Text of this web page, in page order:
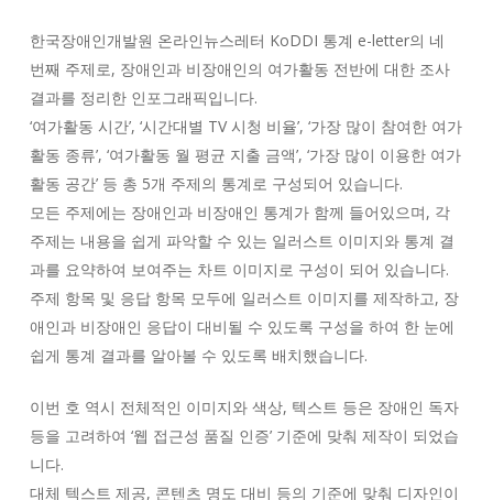
한국장애인개발원 온라인뉴스레터 KoDDI 통계 e-letter의 네
번째 주제로, 장애인과 비장애인의 여가활동 전반에 대한 조사
결과를 정리한 인포그래픽입니다.
‘여가활동 시간’, ‘시간대별 TV 시청 비율’, ‘가장 많이 참여한 여가
활동 종류’, ‘여가활동 월 평균 지출 금액’, ‘가장 많이 이용한 여가
활동 공간’ 등 총 5개 주제의 통계로 구성되어 있습니다.
모든 주제에는 장애인과 비장애인 통계가 함께 들어있으며, 각
주제는 내용을 쉽게 파악할 수 있는 일러스트 이미지와 통계 결
과를 요약하여 보여주는 차트 이미지로 구성이 되어 있습니다.
주제 항목 및 응답 항목 모두에 일러스트 이미지를 제작하고, 장
애인과 비장애인 응답이 대비될 수 있도록 구성을 하여 한 눈에
쉽게 통계 결과를 알아볼 수 있도록 배치했습니다.
이번 호 역시 전체적인 이미지와 색상, 텍스트 등은 장애인 독자
등을 고려하여 ‘웹 접근성 품질 인증’ 기준에 맞춰 제작이 되었습
니다.
대체 텍스트 제공, 콘텐츠 명도 대비 등의 기준에 맞춰 디자인이